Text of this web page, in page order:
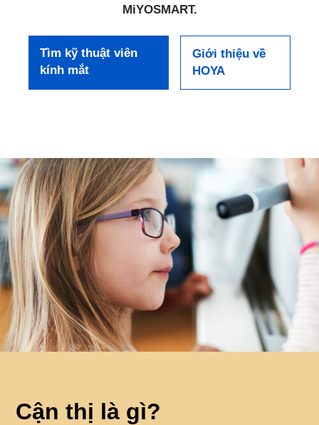
MiYOSMART.
Tìm kỹ thuật viên
kính mắt
Giới thiệu về
HOYA
Cận thị là gì?